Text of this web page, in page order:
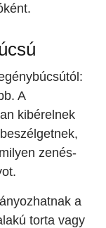
A
kibérelnek
zenés-
a
torta vagy